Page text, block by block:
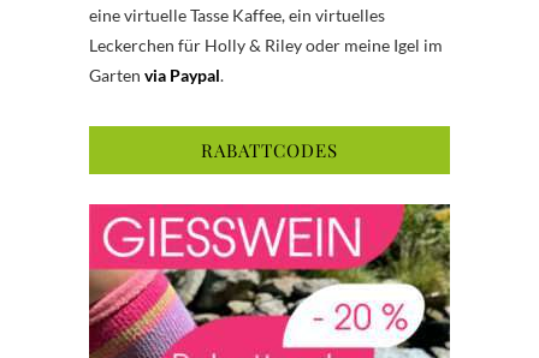
eine virtuelle Tasse Kaffee, ein virtuelles
Leckerchen für Holly & Riley oder meine Igel im
Garten via Paypal.
RABATTCODES